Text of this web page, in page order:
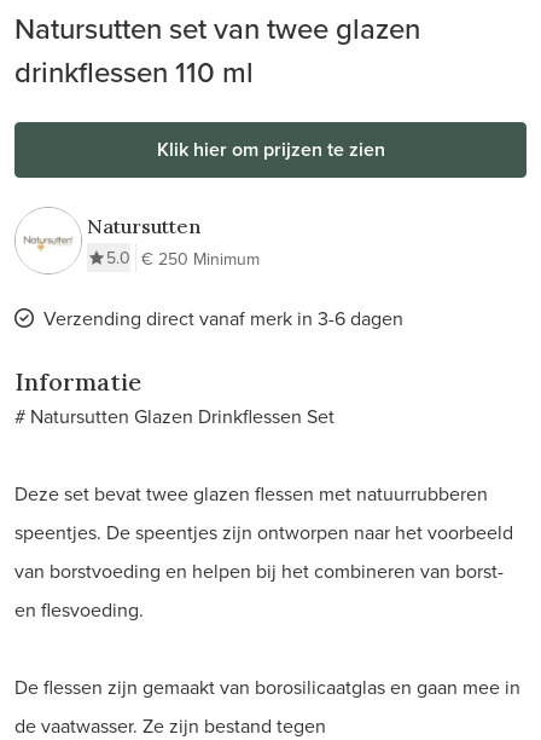
Natursutten set van twee glazen
drinkflessen 110 ml
Klik hier om prijzen te zien
Natursutten
5.0 € 250 Minimum
Verzending direct vanaf merk in 3-6 dagen
Informatie
# Natursutten Glazen Drinkflessen Set
Deze set bevat twee glazen flessen met natuurrubberen
speentjes. De speentjes zijn ontworpen naar het voorbeeld
van borstvoeding en helpen bij het combineren van borst-
en flesvoeding.
De flessen zijn gemaakt van borosilicaatglas en gaan mee in
de vaatwasser. Ze zijn bestand tegen